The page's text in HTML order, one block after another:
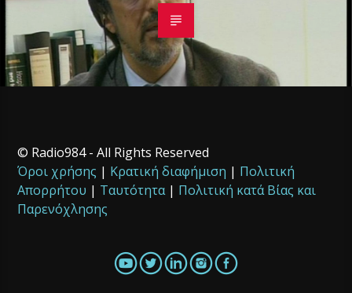
© Radio984 - All Rights Reserved
Όροι χρήσης | Κρατική διαφήμιση | Πολιτική
Απορρήτου | Ταυτότητα| Πολιτική κατά Βίας και
Παρενόχλησης